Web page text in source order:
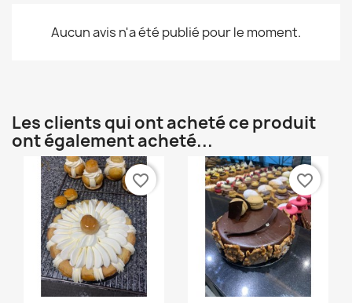
Aucun avis n'a été publié pour le moment.
Les clients qui ont acheté ce produit
ont également acheté...
favorite_border favorite_border